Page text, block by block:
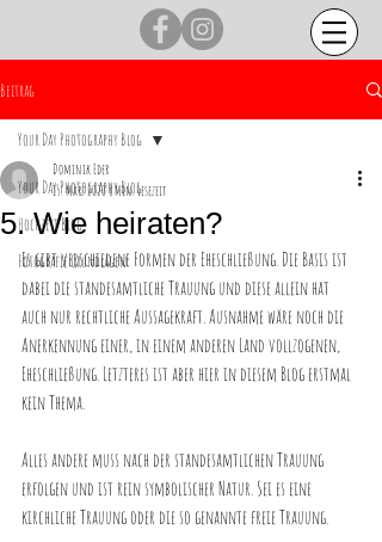
Beitrag
Your Day Photography Blog
Hochzeit Blog
Fotografie Grundlagen
Your Day Photography Blog
5. Wie heiraten?
Dominik Eder
15. März 20208 Min. Lesezeit
Es gibt verschiedene Formen der Eheschließung. Die Basis ist
dabei die standesamtliche Trauung und diese allein hat
auch nur rechtliche Aussagekraft. Ausnahme wäre noch die
Anerkennung einer, in einem anderen Land vollzogenen,
Eheschließung. Letzteres ist aber hier in diesem Blog erstmal
kein Thema.
Alles andere muss nach der standesamtlichen Trauung
erfolgen und ist rein symbolischer Natur. Sei es eine
kirchliche Trauung oder die so genannte freie Trauung.